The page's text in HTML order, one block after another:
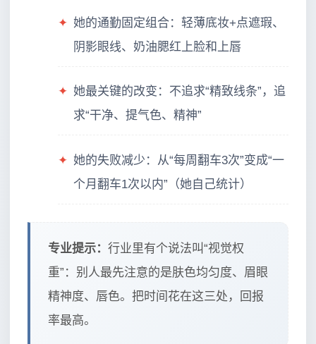
✦ 她的通勤固定组合：轻薄底妆+点遮瑕、
阴影眼线、奶油腮红上脸和上唇
✦ 她最关键的改变：不追求“精致线条”，追
求“干净、提气色、精神”
✦ 她的失败减少：从“每周翻车3次”变成“一
个月翻车1次以内”（她自己统计）
专业提示： 行业里有个说法叫“视觉权
重”：别人最先注意的是肤色均匀度、眉眼
精神度、唇色。把时间花在这三处，回报
率最高。